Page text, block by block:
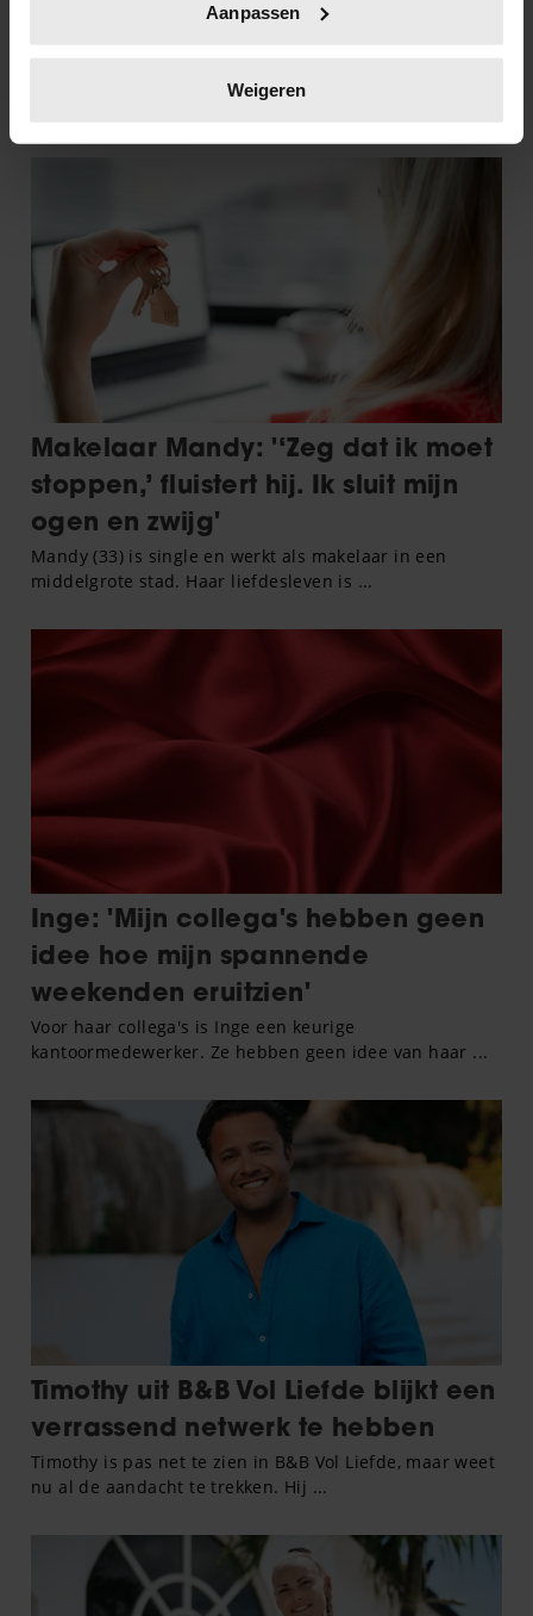
scannen op specifieke eigenschappen (fingerprinting)
verwerkt en stel uw voorkeuren in het
intrekken in de Cookieverklaring.
personaliseren, om functies voor social media te bieden
en om ons websiteverkeer te analyseren. Ook delen we
informatie over uw gebruik van onze site met onze
partners voor social media, adverteren en analyse. Deze
partners kunnen deze gegevens combineren met andere
informatie die u aan ze heeft verstrekt of die ze hebben
verzameld op basis van uw gebruik van hun services. U
gaat akkoord met onze cookies als u onze website blijft
gebruiken.
Aanpassen
Weigeren